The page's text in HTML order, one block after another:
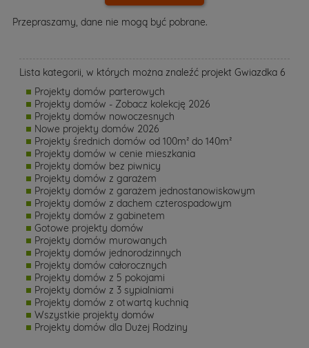
Przepraszamy, dane nie mogą być pobrane.
Lista kategorii, w których można znaleźć projekt Gwiazdka 6
Projekty domów parterowych
Projekty domów - Zobacz kolekcję 2026
Projekty domów nowoczesnych
Nowe projekty domów 2026
Projekty średnich domów od 100m² do 140m²
Projekty domów w cenie mieszkania
Projekty domów bez piwnicy
Projekty domów z garażem
Projekty domów z garażem jednostanowiskowym
Projekty domów z dachem czterospadowym
Projekty domów z gabinetem
Gotowe projekty domów
Projekty domów murowanych
Projekty domów jednorodzinnych
Projekty domów całorocznych
Projekty domów z 5 pokojami
Projekty domów z 3 sypialniami
Projekty domów z otwartą kuchnią
Wszystkie projekty domów
Projekty domów dla Dużej Rodziny